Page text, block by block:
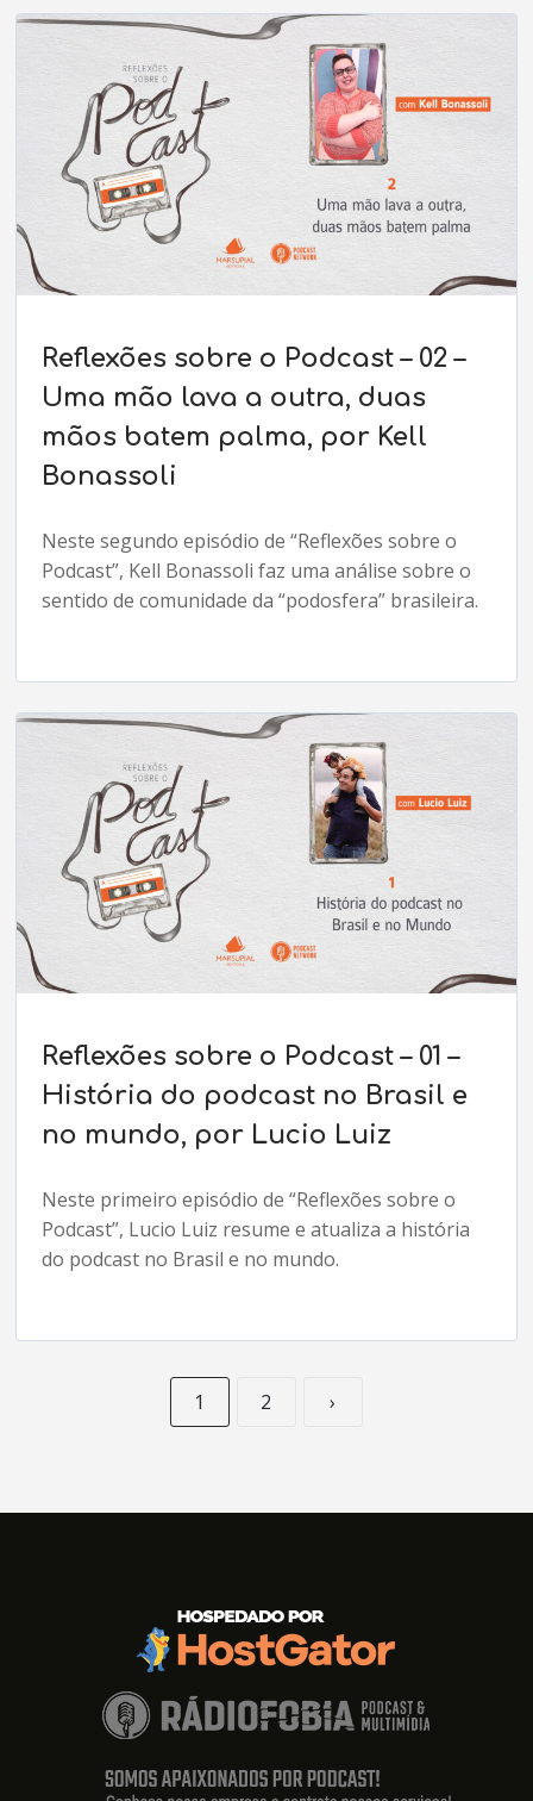
Reflexões sobre o Podcast – 02 –
Uma mão lava a outra, duas
mãos batem palma, por Kell
Bonassoli
Neste segundo episódio de “Reflexões sobre o
Podcast”, Kell Bonassoli faz uma análise sobre o
sentido de comunidade da “podosfera” brasileira.
Reflexões sobre o Podcast – 01 –
História do podcast no Brasil e
no mundo, por Lucio Luiz
Neste primeiro episódio de “Reflexões sobre o
Podcast”, Lucio Luiz resume e atualiza a história
do podcast no Brasil e no mundo.
1 2 ›